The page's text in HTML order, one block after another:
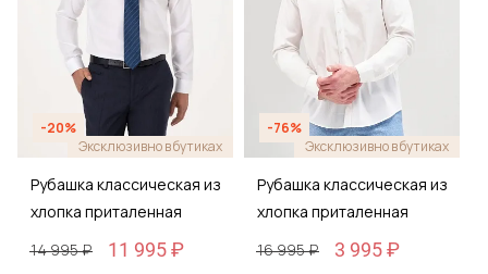
-20%
Эксклюзивно в бутиках
Рубашка классическая из
хлопка приталенная
14 995 ₽
11 995 ₽
-76%
Эксклюзивно в бутиках
Рубашка классическая из
хлопка приталенная
16 995 ₽
3 995 ₽